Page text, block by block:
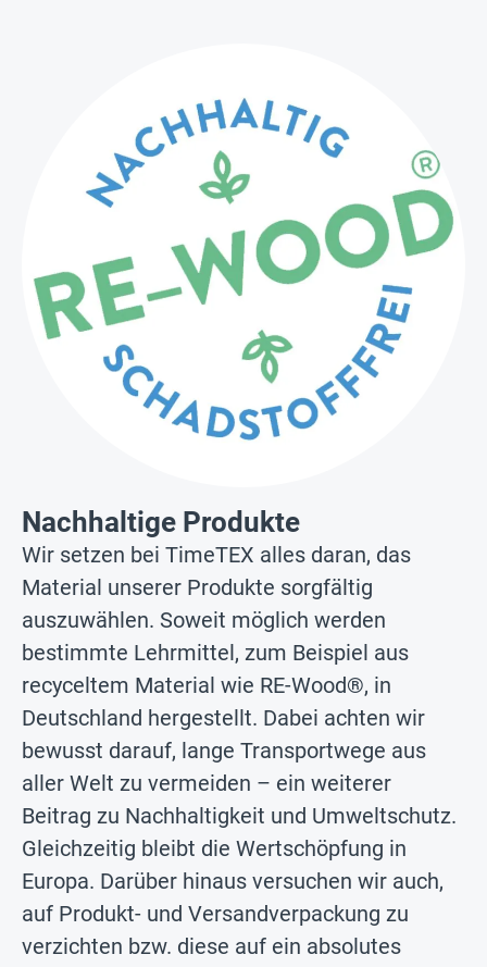
Nachhaltige Produkte
Wir setzen bei TimeTEX alles daran, das
Material unserer Produkte sorgfältig
auszuwählen. Soweit möglich werden
bestimmte Lehrmittel, zum Beispiel aus
recyceltem Material wie RE-Wood®, in
Deutschland hergestellt. Dabei achten wir
bewusst darauf, lange Transportwege aus
aller Welt zu vermeiden – ein weiterer
Beitrag zu Nachhaltigkeit und Umweltschutz.
Gleichzeitig bleibt die Wertschöpfung in
Europa. Darüber hinaus versuchen wir auch,
auf Produkt- und Versandverpackung zu
verzichten bzw. diese auf ein absolutes